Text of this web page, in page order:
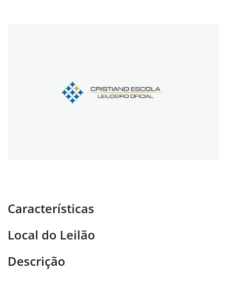
Características
Local do Leilão
Descrição